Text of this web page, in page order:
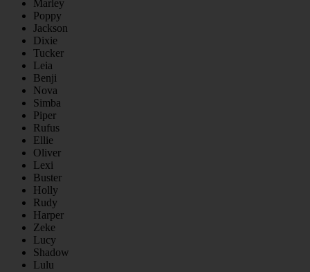
Marley
Poppy
Jackson
Dixie
Tucker
Leia
Benji
Nova
Simba
Piper
Rufus
Ellie
Oliver
Lexi
Buster
Holly
Rudy
Harper
Zeke
Lucy
Shadow
Lulu